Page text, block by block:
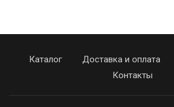
Каталог Доставка и оплата
Контакты